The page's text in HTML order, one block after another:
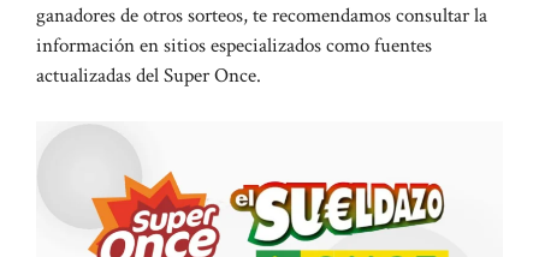
ganadores de otros sorteos, te recomendamos consultar la
información en sitios especializados comofuentes
actualizadas del Super Once.